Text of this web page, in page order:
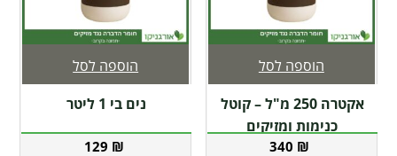
אקטרה 250 מ"ל – קוטל
כנימות ומזיקים
340 ₪
הוספה לסל
נים בי 1 ליטר
129 ₪
הוספה לסל